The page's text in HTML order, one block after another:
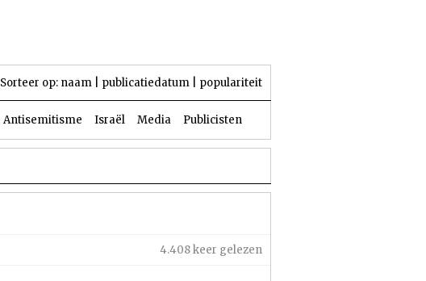
Sorteer op: naam publicatiedatum populariteit
Antisemitisme Israël Media Publicisten
4.408 keer gelezen